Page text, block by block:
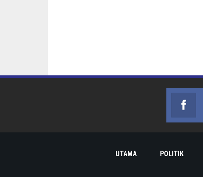
UTAMA POLITIK